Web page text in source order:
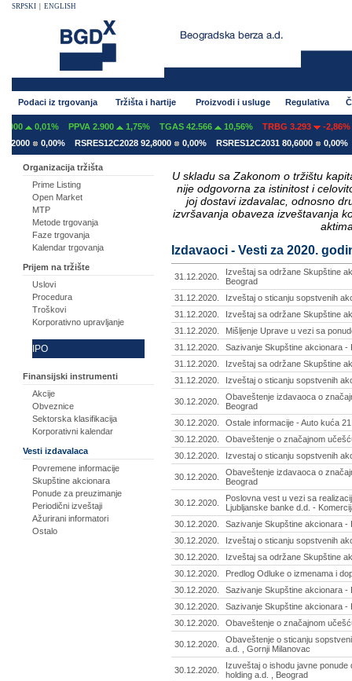
SRPSKI ENGLISH
Podaci iz trgovanja Tržišta i hartije Proizvodi i usluge Regulativa
0,01% PPVA 2.900 1,75% TGAS 42.566 10,56% TRBG 3.293
-2,86%
0,00% RSRES12C2028 92,8000 0,00% RSRES12C2031 80,6000 0,00%
Organizacija tržišta
Prime Listing
Open Market
MTP
Metode trgovanja
Faze trgovanja
Kalendar trgovanja
Prijem na tržište
Uslovi
Procedura
Troškovi
Korporativno upravljanje
IPO
Finansijski instrumenti
Akcije
Obveznice
Sektorska klasifikacija
Korporativni kalendar
Vesti izdavalaca
Povremene informacije
Skupštine akcionara
Ponude za preuzimanje
Periodični izveštaji
Ažurirani informatori
Ostalo
U skladu sa Zakonom o tržištu
nije odgovorna za istinitost i
joj dostavi izdavalac, odnosno
izvršavanja obaveza izveštavanja
Izdavaoci - Vesti za 2020.
31.12.2020.
Izveštaj sa održane Skupštine
Beograd
31.12.2020.
Izveštaj o sticanju sopstvenih
31.12.2020.
Izveštaj sa održane Skupštine
31.12.2020.
Mišljenje Uprave u vezi sa
31.12.2020.
Sazivanje Skupštine akcionara -
31.12.2020.
Izveštaj sa održane Skupštine
31.12.2020.
Izveštaj o sticanju sopstvenih
30.12.2020.
Obaveštenje izdavaoca o
Beograd
30.12.2020.
Ostale informacije - Auto kuća
30.12.2020.
Obaveštenje o značajnom
30.12.2020.
Izvestaj o sticanju sopstvenih
30.12.2020.
Obaveštenje izdavaoca o
Beograd
30.12.2020.
Poslovna vest u vezi sa
Ljubljanske banke d.d. -
30.12.2020.
Sazivanje Skupštine akcionara -
30.12.2020.
Izveštaj o sticanju sopstvenih
30.12.2020.
Izveštaj sa održane Skupštine
30.12.2020.
Predlog Odluke o izmenama i
30.12.2020.
Sazivanje Skupštine akcionara -
30.12.2020.
Sazivanje Skupštine akcionara -
30.12.2020.
Obaveštenje o značajnom
30.12.2020.
Obaveštenje o sticanju
a.d. , Gornji Milanovac
30.12.2020.
Izuveštaj o ishodu javne
holding a.d. , Beograd